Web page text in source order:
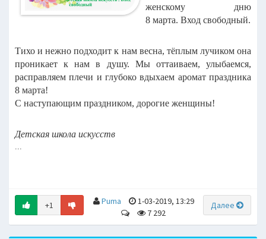
женскому дню
8 марта. Вход свободный.
Тихо и нежно подходит к нам весна, тёплым лучиком она
проникает к нам в душу. Мы оттаиваем, улыбаемся,
расправляем плечи и глубоко вдыхаем аромат праздника
8 марта!
С наступающим праздником, дорогие женщины!
Детская школа искусств
...
+1 Далее
Puma
1-03-2019, 13:29
7 292